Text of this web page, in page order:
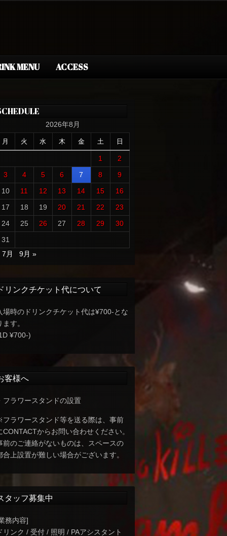
MENU ACCESS
2026年8月
月 火 水 木 金 土 日
1
2
3
4 5 6 7 8
9
10
11 12 13 14 15
16
17
18 19 20 21 22
23
24
25 26 27 28 29
30
31
7月
9月 »
リンクチケット代について
場時のドリンクチケット代は¥700-とな
ます。
¥700-)
客様へ
フラワースタンドの設置
ラワースタンド等を送る際は、事前
CONTACTからお問い合わせください。
前のご連絡がないものは、スペースの
合上設置が難しい場合がございます。
タッフ募集中
務内容]
リンク / 受付 / 照明 / PAアシスタント